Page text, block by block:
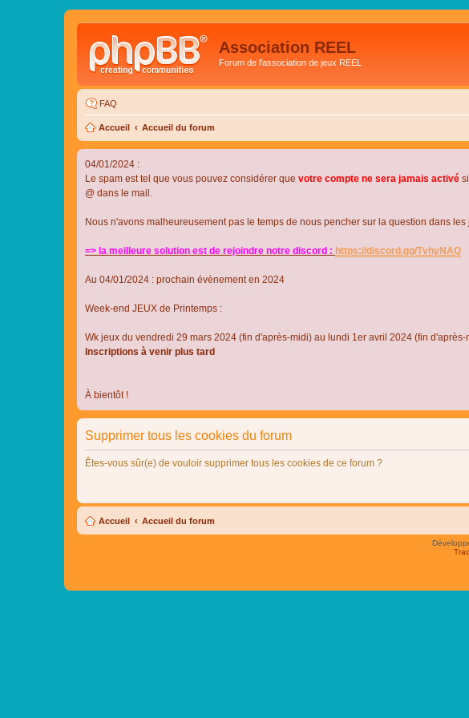
Association REEL
Forum de l'association de jeux REEL
FAQ
Accueil Accueil du forum
04/01/2024 :
Le spam est tel que vous pouvez considérer que votre compte ne sera jamais activé
@ dans le mail.
Nous n'avons malheureusement pas le temps de nous pencher sur la question dans les
=> la meilleure solution est de rejoindre notre discord : https://discord.gg/TvhyNAQ
Au 04/01/2024 : prochain évènement en 2024
Week-end JEUX de Printemps :
Wk jeux du vendredi 29 mars 2024 (fin d'après-midi) au lundi 1er avril 2024 (fin
Inscriptions à venir plus tard
À bientôt !
Supprimer tous les cookies du forum
Êtes-vous sûr(e) de vouloir supprimer tous les cookies de ce forum ?
Accueil Accueil du forum